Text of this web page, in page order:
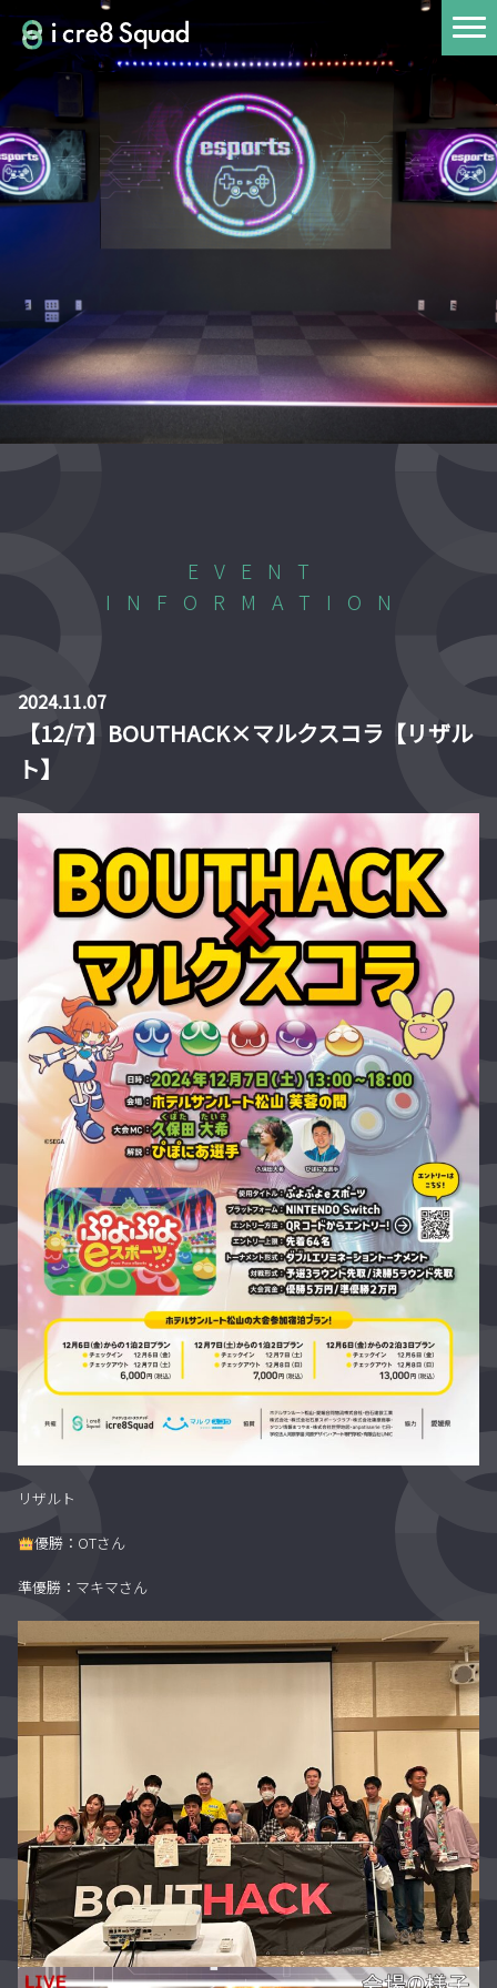
EVENT
INFORMATION
2024.11.07
【12/7】BOUTHACK×マルクスコラ【リザル
ト】
リザルト
優勝：OTさん
準優勝：マキマさん